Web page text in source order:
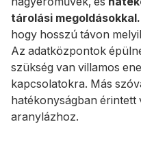
tárolási megoldásokkal.
hogy hosszú távon
Az adatközpontok
szükség van villamos
kapcsolatokra. Más
hatékonyságban érintett
aranylázhoz.